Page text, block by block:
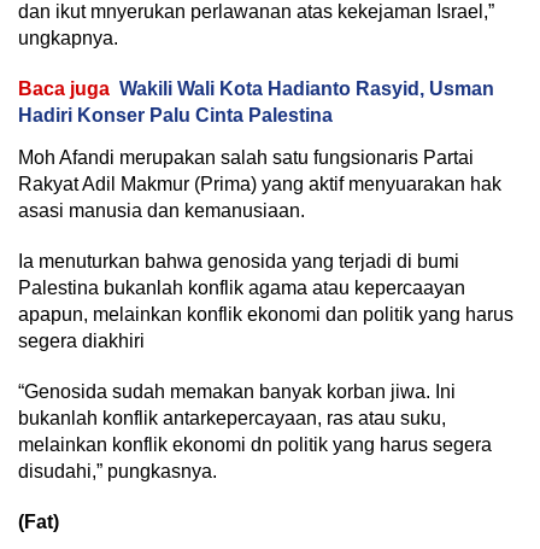
dan ikut mnyerukan perlawanan atas kekejaman Israel,”
ungkapnya.
Baca juga Wakili Wali Kota Hadianto Rasyid, Usman
Hadiri Konser Palu Cinta Palestina
Moh Afandi merupakan salah satu fungsionaris Partai
Rakyat Adil Makmur (Prima) yang aktif menyuarakan hak
asasi manusia dan kemanusiaan.
Ia menuturkan bahwa genosida yang terjadi di bumi
Palestina bukanlah konflik agama atau kepercaayan
apapun, melainkan konflik ekonomi dan politik yang harus
segera diakhiri
“Genosida sudah memakan banyak korban jiwa. Ini
bukanlah konflik antarkepercayaan, ras atau suku,
melainkan konflik ekonomi dn politik yang harus segera
disudahi,” pungkasnya.
(Fat)